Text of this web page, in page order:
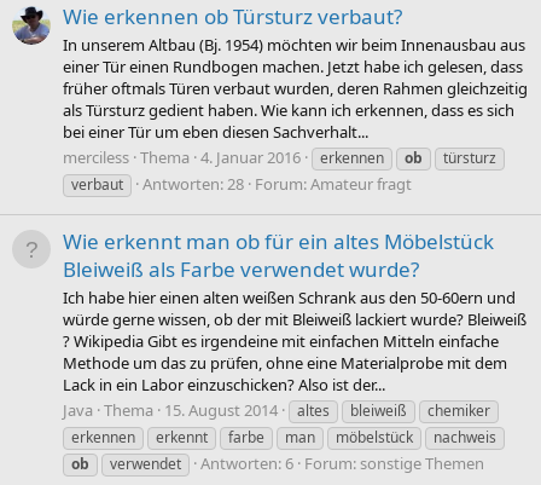
Wie erkennen ob Türsturz verbaut?
In unserem Altbau (Bj. 1954) möchten wir beim Innenausbau aus
einer Tür einen Rundbogen machen. Jetzt habe ich gelesen, dass
früher oftmals Türen verbaut wurden, deren Rahmen gleichzeitig
als Türsturz gedient haben. Wie kann ich erkennen, dass es sich
bei einer Tür um eben diesen Sachverhalt...
merciless Thema 4. Januar 2016 erkennen ob
türsturz
verbaut
Antworten: 28 Forum:Amateur fragt
Wie erkennt man ob für ein altes Möbelstück
Bleiweiß als Farbe verwendet wurde?
Ich habe hier einen alten weißen Schrank aus den 50-60ern und
würde gerne wissen, ob der mit Bleiweiß lackiert wurde? Bleiweiß
? Wikipedia Gibt es irgendeine mit einfachen Mitteln einfache
Methode um das zu prüfen, ohne eine Materialprobe mit dem
Lack in ein Labor einzuschicken? Also ist der...
Java Thema 15. August 2014 altes bleiweiß
chemiker
erkennen
erkennt farbe man möbelstück
nachweis
ob
verwendet Antworten: 6 Forum:sonstige Themen